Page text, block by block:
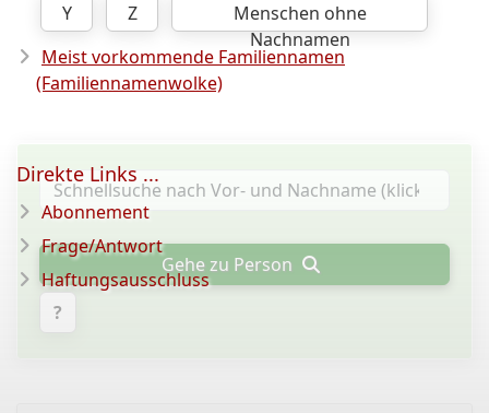
Y
Z
Menschen ohne
Nachnamen
Meist vorkommende Familiennamen
(Familiennamenwolke)
Gehe zu Person
?
Direkte Links ...
Abonnement
Frage/Antwort
Haftungsausschluss